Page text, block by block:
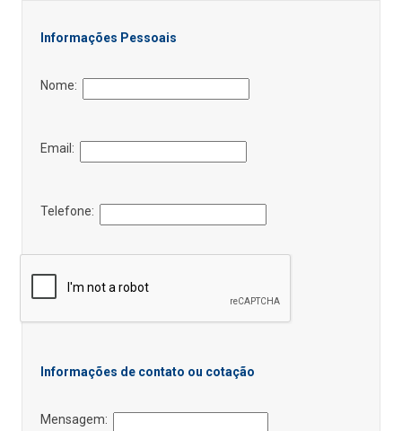
Informações Pessoais
Nome:
Email:
Telefone:
Informações de contato ou cotação
Mensagem: